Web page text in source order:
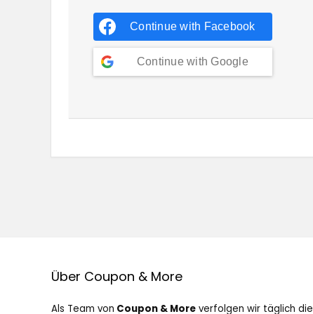
Continue with Facebook
Continue with Google
Über Coupon & More
Als Team von Coupon & Moreverfolgen wir täglich die